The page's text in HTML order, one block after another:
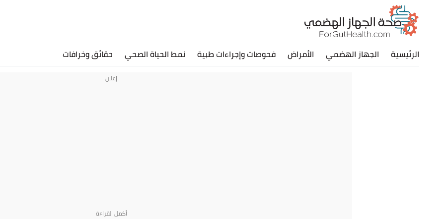
الرئيسية الجهاز الهضمي الأمراض فحوصات وإجراءات طبية نمط الحياة الصحي حقائق وخرافات